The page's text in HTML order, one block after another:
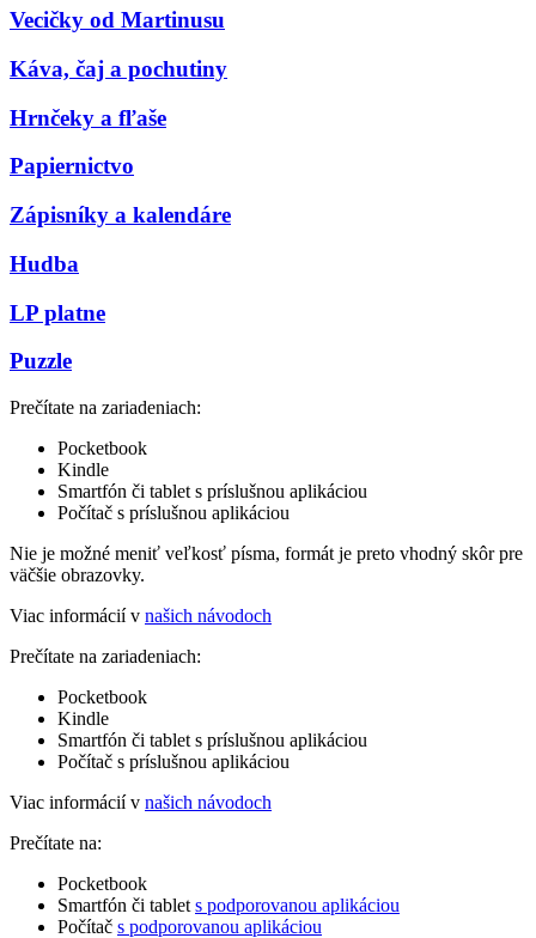
Vecičky od Martinusu
Káva, čaj a pochutiny
Hrnčeky a fľaše
Papiernictvo
Zápisníky a kalendáre
Hudba
LP platne
Puzzle
Prečítate na zariadeniach:
Pocketbook
Kindle
Smartfón či tablet s príslušnou aplikáciou
Počítač s príslušnou aplikáciou
Nie je možné meniť veľkosť písma, formát je preto vhodný skôr pre
väčšie obrazovky.
Viac informácií v našich návodoch
Prečítate na zariadeniach:
Pocketbook
Kindle
Smartfón či tablet s príslušnou aplikáciou
Počítač s príslušnou aplikáciou
Viac informácií v našich návodoch
Prečítate na:
Pocketbook
Smartfón či tablet s podporovanou aplikáciou
Počítač s podporovanou aplikáciou